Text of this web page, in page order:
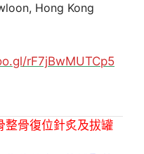
Hong Kong
rF7jBwMUTCp5
整骨復位針炙及拔罐